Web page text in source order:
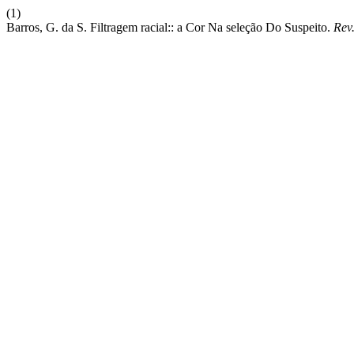
(1)
Barros, G. da S. Filtragem racial:: a Cor Na seleção Do Suspeito.